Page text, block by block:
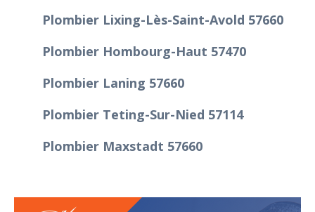
Plombier Lixing-Lès-Saint-Avold 57660
Plombier Hombourg-Haut 57470
Plombier Laning 57660
Plombier Teting-Sur-Nied 57114
Plombier Maxstadt 57660